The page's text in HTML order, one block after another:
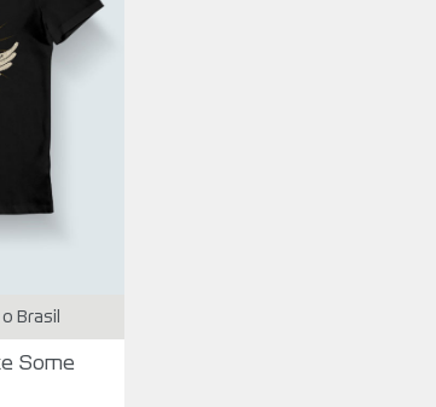
Brasil
Some